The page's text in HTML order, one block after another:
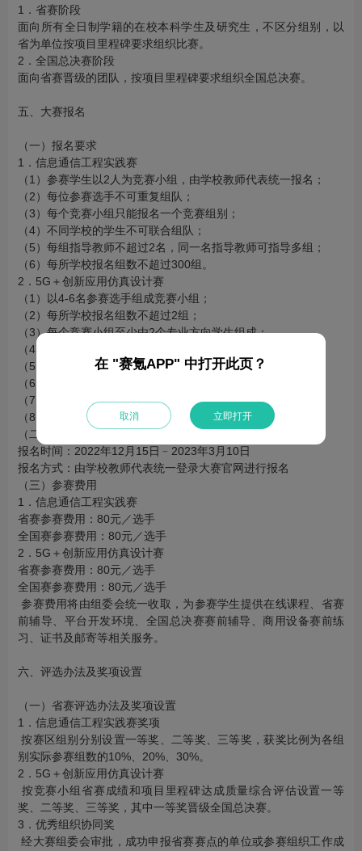
1．省赛阶段
面向所有全日制学籍的在校本科学生及研究生，不区分组别，以
省为单位按项目里程碑要求组织比赛。
2．全国总决赛阶段
面向省赛晋级的团队，按项目里程碑要求组织全国总决赛。
五、大赛报名
（一）报名要求
1．信息通信工程实践赛
（1）参赛学生以2人为竞赛小组，由学校教师代表统一报名；
（2）每位参赛选手不可重复组队；
（3）每个竞赛小组只能报名一个竞赛组别；
（4）不同学校的学生不可联合组队；
（5）每组指导教师不超过2名，同一名指导教师可指导多组；
（6）每所学校报名组数不超过300组。
2．5G＋创新应用仿真设计赛
（1）以4-6名参赛选手组成竞赛小组；
（2）每所学校报名组数不超过2组；
（3）每个竞赛小组至少由2个专业方向学生组成；
（4）每位参赛选手不可重复组队；
（5）不同学校的学生不可联合组队；
（6）每组指导教师不超过2名，同一名指导教师可指导多组；
（7）每竞赛小组指定一名学生为队长；
（8）鼓励与国际留学生联合组队。
（二）时间及方式
报名时间：2022年12月15日﹣2023年3月10日
报名方式：由学校教师代表统一登录大赛官网进行报名
（三）参赛费用
1．信息通信工程实践赛
省赛参赛费用：80元／选手
全国赛参赛费用：80元／选手
2．5G＋创新应用仿真设计赛
省赛参赛费用：80元／选手
全国赛参赛费用：80元／选手
参赛费用将由组委会统一收取，为参赛学生提供在线课程、省赛
前辅导、平台开发环境、全国总决赛赛前辅导、商用设备赛前练
习、证书及邮寄等相关服务。
六、评选办法及奖项设置
（一）省赛评选办法及奖项设置
1．信息通信工程实践赛奖项
按赛区组别分别设置一等奖、二等奖、三等奖，获奖比例为各组
别实际参赛组数的10%、20%、30%。
2．5G＋创新应用仿真设计赛
按竞赛小组省赛成绩和项目里程碑达成质量综合评估设置一等
奖、二等奖、三等奖，其中一等奖晋级全国总决赛。
3．优秀组织协同奖
经大赛组委会审批，成功申报省赛赛点的单位或参赛组织工作成
在 "赛氪APP" 中打开此页？
取消 立即打开